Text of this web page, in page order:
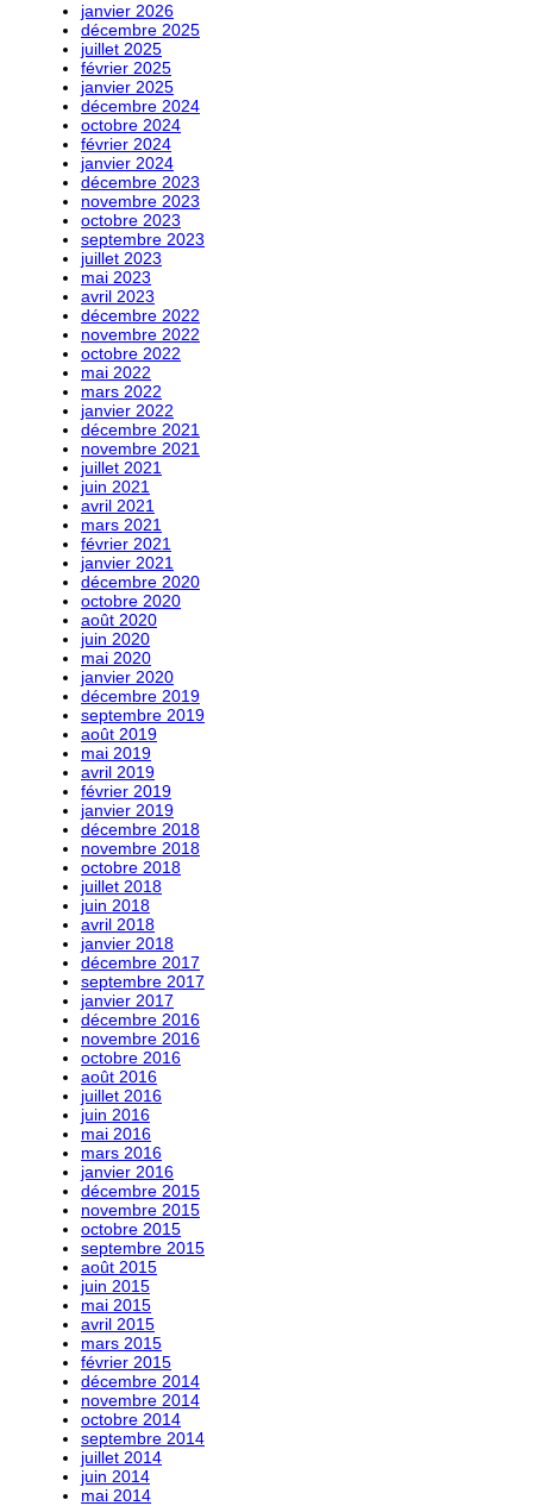
janvier 2026
décembre 2025
juillet 2025
février 2025
janvier 2025
décembre 2024
octobre 2024
février 2024
janvier 2024
décembre 2023
novembre 2023
octobre 2023
septembre 2023
juillet 2023
mai 2023
avril 2023
décembre 2022
novembre 2022
octobre 2022
mai 2022
mars 2022
janvier 2022
décembre 2021
novembre 2021
juillet 2021
juin 2021
avril 2021
mars 2021
février 2021
janvier 2021
décembre 2020
octobre 2020
août 2020
juin 2020
mai 2020
janvier 2020
décembre 2019
septembre 2019
août 2019
mai 2019
avril 2019
février 2019
janvier 2019
décembre 2018
novembre 2018
octobre 2018
juillet 2018
juin 2018
avril 2018
janvier 2018
décembre 2017
septembre 2017
janvier 2017
décembre 2016
novembre 2016
octobre 2016
août 2016
juillet 2016
juin 2016
mai 2016
mars 2016
janvier 2016
décembre 2015
novembre 2015
octobre 2015
septembre 2015
août 2015
juin 2015
mai 2015
avril 2015
mars 2015
février 2015
décembre 2014
novembre 2014
octobre 2014
septembre 2014
juillet 2014
juin 2014
mai 2014